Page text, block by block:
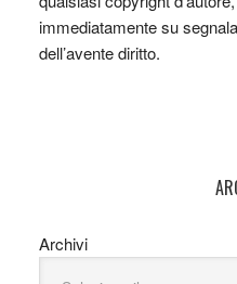
immediatamente su
dell’avente diritto.
Archivi